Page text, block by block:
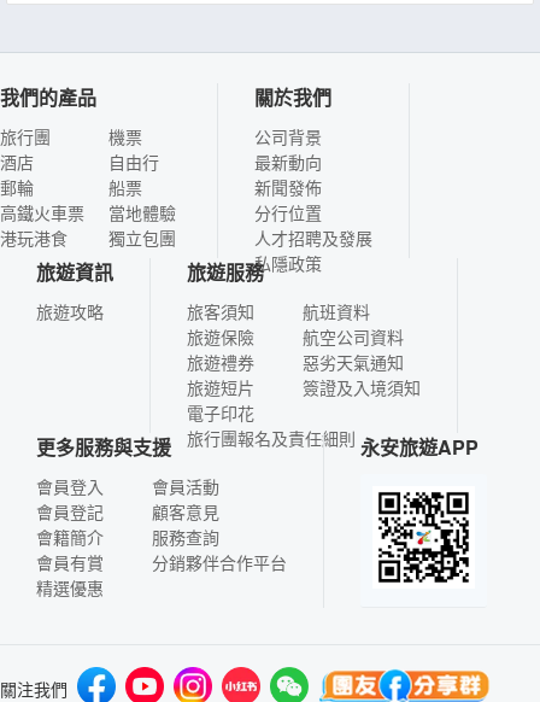
我們的產品
旅行團
酒店
郵輪
高鐵火車票
港玩港食
機票
自由行
船票
當地體驗
獨立包團
關於我們
公司背景
最新動向
新聞發佈
分行位置
人才招聘及發展
私隱政策
旅遊資訊
旅遊攻略
旅遊服務
旅客須知
旅遊保險
旅遊禮券
旅遊短片
電子印花
航班資料
航空公司資料
惡劣天氣通知
簽證及入境須知
旅行團報名及責任細則
更多服務與支援
會員登入
會員登記
會籍簡介
會員有賞
精選優惠
會員活動
顧客意見
服務查詢
分銷夥伴合作平台
永安旅遊APP
關注我們